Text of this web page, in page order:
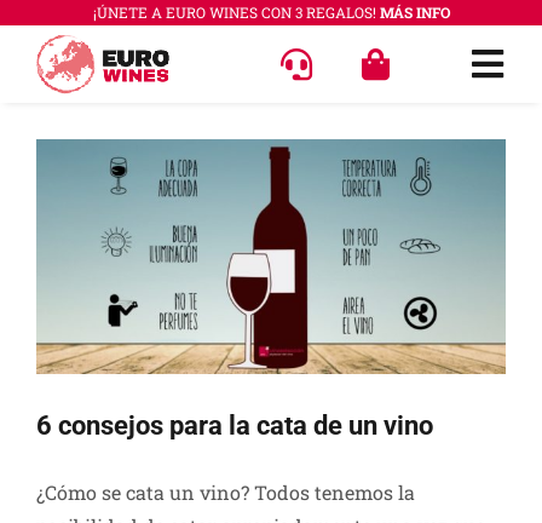
contenido
¡ÚNETE A EURO WINES CON 3 REGALOS! MÁS INFO
6 consejos para la cata de un vino
¿Cómo se cata un vino? Todos tenemos la